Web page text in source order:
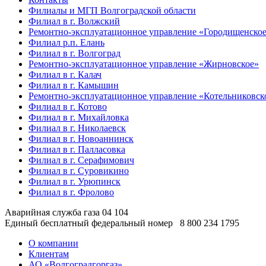
Филиалы и МГП Волгоградской области
Филиал в г. Волжский
Ремонтно-эксплуатационное управление
Филиал р.п. Елань
Филиал в г. Волгоград
Ремонтно-эксплуатационное управление «Жирновское»
Филиал в г. Калач
Филиал в г. Камышин
Ремонтно-эксплуатационное управление
Филиал в г. Котово
Филиал в г. Михайловка
Филиал в г. Николаевск
Филиал в г. Новоаннинск
Филиал в г. Палласовка
Филиал в г. Серафимович
Филиал в г. Суровикино
Филиал в г. Урюпинск
Филиал в г. Фролово
Аварийная служба газа 04 104
Единый бесплатный федеральный номер
8 800 234 1795
О компании
Клиентам